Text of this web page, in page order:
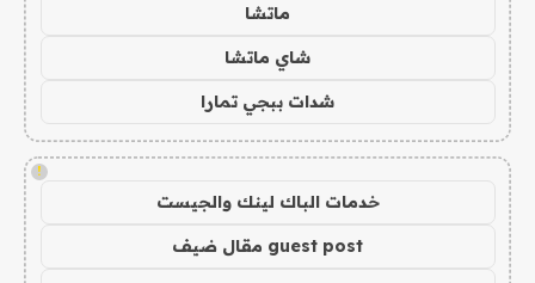
ماتشا
شاي ماتشا
شدات ببجي تمارا
!
خدمات الباك لينك والجيست
guest post مقال ضيف